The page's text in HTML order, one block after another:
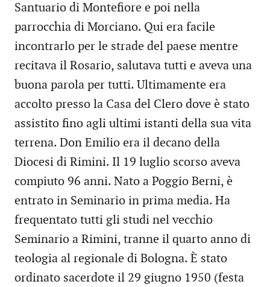
Santuario di Montefiore e poi nella
parrocchia di Morciano. Qui era facile
incontrarlo per le strade del paese mentre
recitava il Rosario, salutava tutti e aveva una
buona parola per tutti. Ultimamente era
accolto presso la Casa del Clero dove è stato
assistito fino agli ultimi istanti della sua vita
terrena. Don Emilio era il decano della
Diocesi di Rimini. Il 19 luglio scorso aveva
compiuto 96 anni. Nato a Poggio Berni, è
entrato in Seminario in prima media. Ha
frequentato tutti gli studi nel vecchio
Seminario a Rimini, tranne il quarto anno di
teologia al regionale di Bologna. È stato
ordinato sacerdote il 29 giugno 1950 (festa